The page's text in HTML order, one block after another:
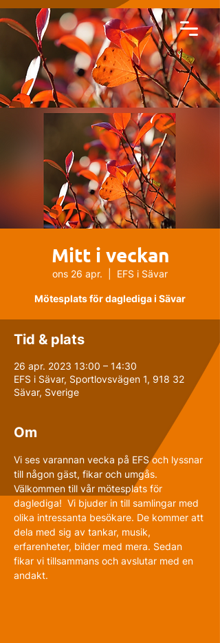
Mitt i veckan
ons 26 apr. EFS i Sävar
Mötesplats för daglediga i Sävar
Tid & plats
26 apr. 2023 13:00 – 14:30
EFS i Sävar, Sportlovsvägen 1, 918 32
Sävar, Sverige
Om
Vi ses varannan vecka på EFS och lyssnar
till någon gäst, fikar och umgås.
Välkommen till vår mötesplats för
daglediga!  Vi bjuder in till samlingar med
olika intressanta besökare. De kommer att
dela med sig av tankar, musik,
erfarenheter, bilder med mera. Sedan
fikar vi tillsammans och avslutar med en
andakt.